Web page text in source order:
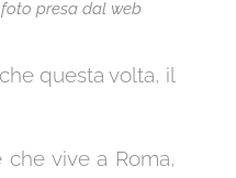
presa dal web
questa volta, il
vive a Roma,